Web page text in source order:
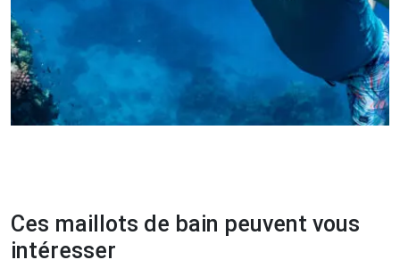
Ces maillots de bain peuvent vous
intéresser